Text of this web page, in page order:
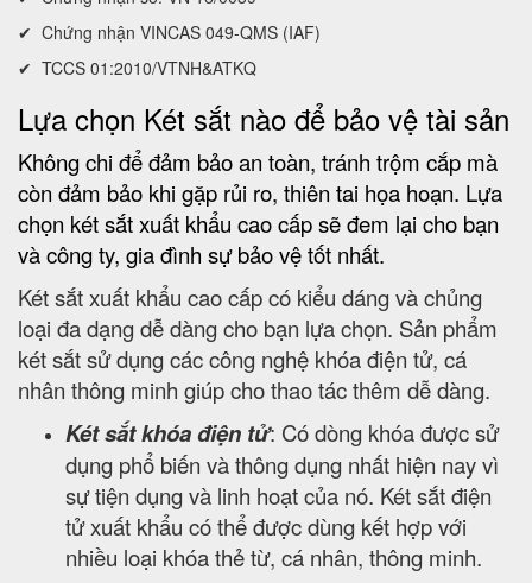
✔ Chứng nhận VINCAS 049-QMS (IAF)
✔ TCCS 01:2010/VTNH&ATKQ
Lựa chọn Két sắt nào để bảo vệ tài sản
Không chi để đảm bảo an toàn, tránh trộm cắp mà
còn đảm bảo khi gặp rủi ro, thiên tai họa hoạn. Lựa
chọn két sắt xuất khẩu cao cấp sẽ đem lại cho bạn
và công ty, gia đình sự bảo vệ tốt nhất.
Két sắt xuất khẩu cao cấp có kiểu dáng và chủng
loại đa dạng dễ dàng cho bạn lựa chọn. Sản phẩm
két sắt sử dụng các công nghệ khóa điện tử, cá
nhân thông minh giúp cho thao tác thêm dễ dàng.
Két sắt khóa điện tử: Có dòng khóa được sử
dụng phổ biến và thông dụng nhất hiện nay vì
sự tiện dụng và linh hoạt của nó. Két sắt điện
tử xuất khẩu có thể được dùng kết hợp với
nhiều loại khóa thẻ từ, cá nhân, thông minh.